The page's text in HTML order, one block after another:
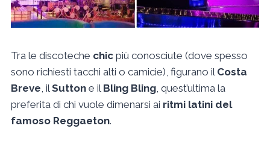
Tra le discoteche chic più conosciute (dove spesso
sono richiesti tacchi alti o camicie), figurano il Costa
Breve , il Sutton e il Bling Bling, quest’ultima la
preferita di chi vuole dimenarsi ai ritmi latini del
famoso Reggaeton.